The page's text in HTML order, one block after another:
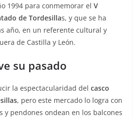
1994 para conmemorar el V
de Tordesillas, y que se ha
año, en un referente cultural y
de Castilla y León.
su pasado
la espectacularidad del casco
, pero este mercado lo logra con
y pendones ondean en los balcones